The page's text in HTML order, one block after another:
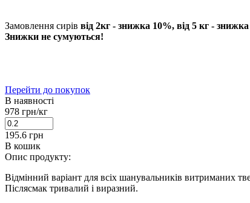
Замовлення сирів від 2кг - знижка 10%, від 5 кг -
Знижки не сумуються!
Перейти до покупок
В наявності
978 грн/кг
195.6 грн
В кошик
Опис продукту:
Відмінний варіант для всіх шанувальників витриманих
Післясмак тривалий і виразний.